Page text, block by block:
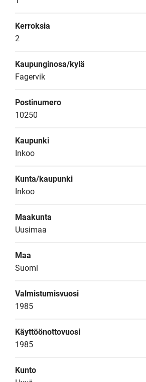
Kerroksia
2
Kaupunginosa/kylä
Fagervik
Postinumero
10250
Kaupunki
Inkoo
Kunta/kaupunki
Inkoo
Maakunta
Uusimaa
Maa
Suomi
Valmistumisvuosi
1985
Käyttöönottovuosi
1985
Kunto